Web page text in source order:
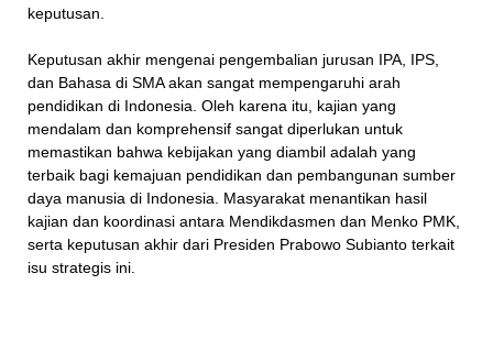
keputusan.
Keputusan akhir mengenai pengembalian jurusan IPA, IPS,
dan Bahasa di SMA akan sangat mempengaruhi arah
pendidikan di Indonesia. Oleh karena itu, kajian yang
mendalam dan komprehensif sangat diperlukan untuk
memastikan bahwa kebijakan yang diambil adalah yang
terbaik bagi kemajuan pendidikan dan pembangunan sumber
daya manusia di Indonesia. Masyarakat menantikan hasil
kajian dan koordinasi antara Mendikdasmen dan Menko PMK,
serta keputusan akhir dari Presiden Prabowo Subianto terkait
isu strategis ini.